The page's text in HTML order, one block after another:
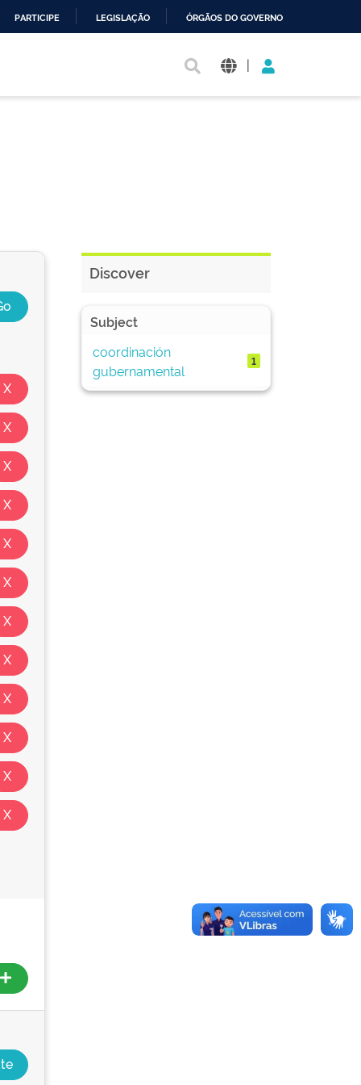
PARTICIPE LEGISLAÇÃO ÓRGÃOS DO GOVERNO
|
Discover
Subject
coordinación
gubernamental
1